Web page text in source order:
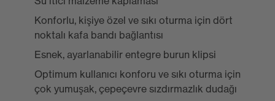
Konforlu, kişiye özel ve sıkı oturma için dört
noktalı kafa bandı bağlantısı
Esnek, ayarlanabilir entegre burun klipsi
Optimum kullanıcı konforu ve sıkı oturma için
çok yumuşak, çepeçevre sızdırmazlık dudağı